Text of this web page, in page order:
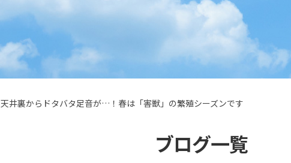
天井裏からドタバタ足音が…！春は「害獣」の繁殖シーズンです
ブログ一覧